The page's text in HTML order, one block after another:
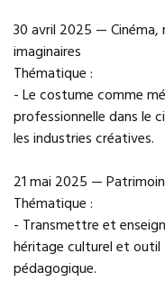
30 avril 2025 —
imaginaires
Thématique :
- Le costume comme
professionnelle dans le
les industries créatives.
21 mai 2025 —
Thématique :
- Transmettre et
héritage culturel et outil
pédagogique.